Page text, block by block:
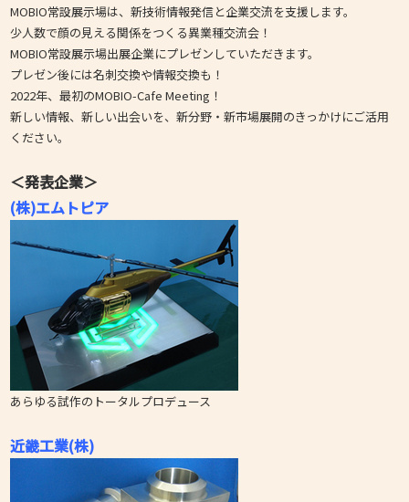
MOBIO常設展示場は、新技術情報発信と企業交流を支援します。
少人数で顔の見える関係をつくる異業種交流会！
MOBIO常設展示場出展企業にプレゼンしていただきます。
プレゼン後には名刺交換や情報交換も！
2022年、最初のMOBIO-Cafe Meeting！
新しい情報、新しい出会いを、新分野・新市場展開のきっかけにご活用
ください。
＜発表企業＞
(株)エムトピア
あらゆる試作のトータルプロデュース
近畿工業(株)